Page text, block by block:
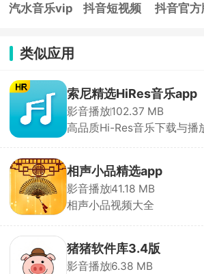
汽水音乐vip
抖音短视频
抖音官方
类似应用
索尼精选HiRes音乐app
影音播放102.37 MB
高品质Hi-Res音乐下载与播
相声小品精选app
影音播放41.18 MB
相声小品视频大全
猪猪软件库3.4版
影音播放6.38 MB